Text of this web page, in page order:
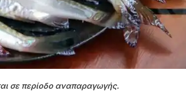
σε περίοδο αναπαραγωγής.